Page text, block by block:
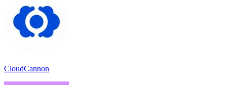
CloudCannon